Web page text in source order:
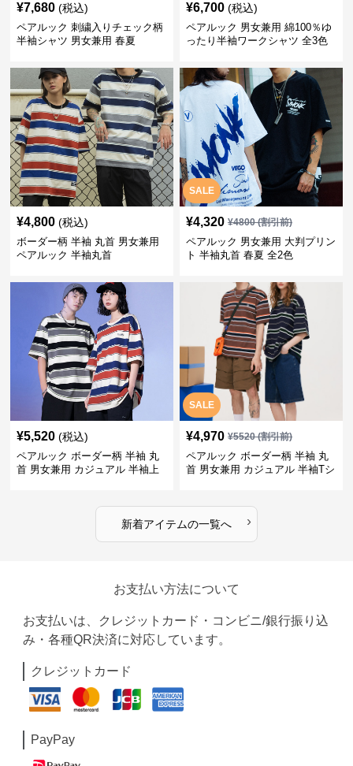
¥7,680 (税込)
ペアルック 刺繍入りチェック柄
半袖シャツ 男女兼用 春夏
¥6,700 (税込)
ペアルック 男女兼用 綿100％ゆ
ったり半袖ワークシャツ 全3色
¥4,800 (税込)
ボーダー柄 半袖 丸首 男女兼用
ペアルック 半袖丸首
SALE
¥4,320 ¥4800(割引前)
ペアルック 男女兼用 大判プリン
ト 半袖丸首 春夏 全2色
¥5,520 (税込)
ペアルック ボーダー柄 半袖 丸
首 男女兼用 カジュアル 半袖上
SALE
¥4,970 ¥5520(割引前)
ペアルック ボーダー柄 半袖 丸
首 男女兼用 カジュアル 半袖Tシ
新着アイテムの一覧へ ›
お支払い方法について
お支払いは、クレジットカード・コンビニ/銀行振り込
み・各種QR決済に対応しています。
クレジットカード
PayPay